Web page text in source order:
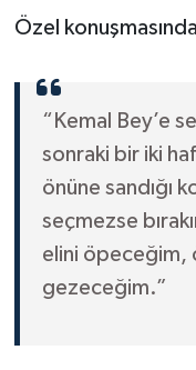
Özel
“Kemal Bey’e
sonraki bir iki
önüne sandığı
seçmezse
elini öpeceğim,
gezeceğim.”